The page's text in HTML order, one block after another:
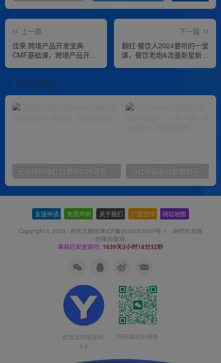
上一篇
佳荣·跨境产品开发宝典-
CMF基础课，​跨境产品开发
下一篇
翻红·餐饮人2024要听的一堂
课，餐饮老炮&流量新星新发
相关推荐
无限接码撸红包单号0.75项目无偿分享给你【揭秘】
友链申请 免责声明 关于我们 广告合作 网站地图
Copyright © 2023 · 优优云网创津ICP备2026003057号-1 · 由优优云网
创强力驱动.
本站已安全运行: 1639天3小时18分32秒
优优云网创系统
3.0
扫码加站长微信